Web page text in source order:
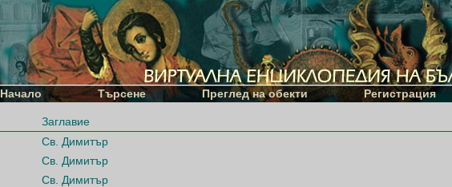
Начало Търсене Преглед на обекти Регистрация
Заглавие
Св. Димитър
Св. Димитър
Св. Димитър